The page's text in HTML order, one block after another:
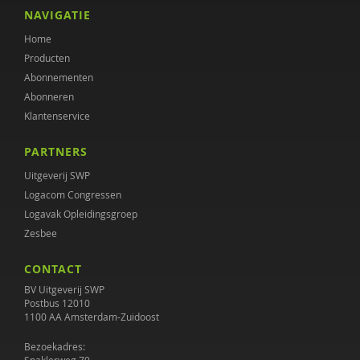
NAVIGATIE
Home
Producten
Abonnementen
Abonneren
Klantenservice
PARTNERS
Uitgeverij SWP
Logacom Congressen
Logavak Opleidingsgroep
Zesbee
CONTACT
BV Uitgeverij SWP
Postbus 12010
1100 AA Amsterdam-Zuidoost
Bezoekadres: